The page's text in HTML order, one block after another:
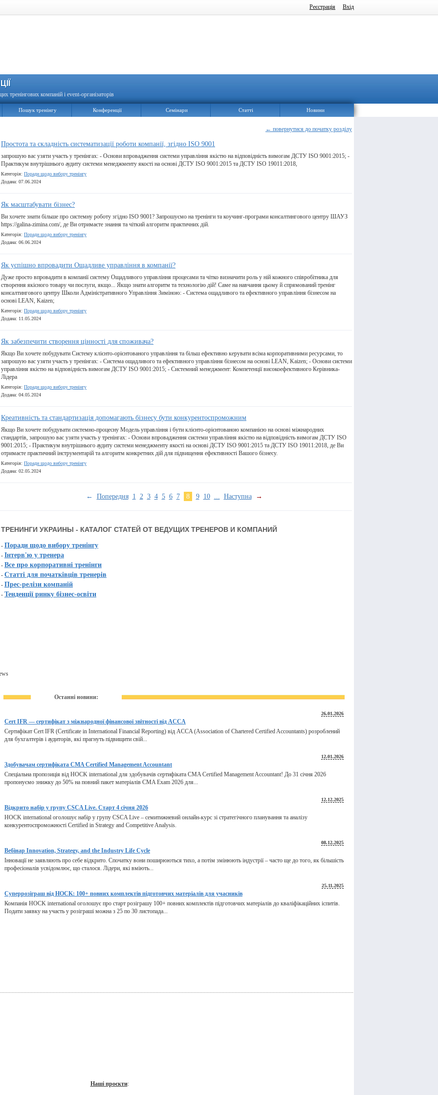
Реєстрація Вхід
тренінгових компаній і event-організаторів
Пошук тренінгу Конференції Семінари Статті Новини
← повернутися до початку розділу
Простота та складність систематизації роботи компанії, згідно ISO 9001
запрошую вас узяти участь у тренінгах: - Основи впровадження системи управління якістю на відповідність вимогам ДСТУ ISO 9001:2015; -
Практикум внутрішнього аудиту системи менеджменту якості на основі ДСТУ ISO 9001:2015 та ДСТУ ISO 19011:2018,
Категорія: Поради щодо вибору тренінгу
Додана: 07.06.2024
Як масштабувати бізнес?
Ви хочете знати більше про системну роботу згідно ISO 9001? Запрошуємо на тренінги та коучинг-програми консалтингового центру ШАУЗ
https://galina-zimina.com/, де Ви отримаєте знання та чіткий алгоритм практичних дій.
Категорія: Поради щодо вибору тренінгу
Додана: 06.06.2024
Як успішно впровадити Ощадливе управління в компанії?
Дуже просто впровадити в компанії систему Ощадливого управління процесами та чітко визначити роль у ній кожного співробітника для
створення якісного товару чи послуги, якщо... Якщо знати алгоритм та технологію дій! Саме на навчання цьому й спрямований тренінг
консалтингового центру Школи Адміністративного Управління Зиміною: - Система ощадливого та ефективного управління бізнесом на
основі LEAN, Kaizen;
Категорія: Поради щодо вибору тренінгу
Додана: 11.05.2024
Як забезпечити створення цінності для споживача?
Якщо Ви хочете побудувати Систему клієнто-орієнтованого управління та більш ефективно керувати всіма корпоративними ресурсами, то
запрошую вас узяти участь у тренінгах: - Система ощадливого та ефективного управління бізнесом на основі LEAN, Kaizen; - Основи системи
управління якістю на відповідність вимогам ДСТУ ISO 9001:2015; - Системний менеджмент: Компетенції високоефективного Керівника-
Лідера
Категорія: Поради щодо вибору тренінгу
Додана: 04.05.2024
Креативність та стандартизація допомагають бізнесу бути конкурентоспроможним
Якщо Ви хочете побудувати системно-процесну Модель управління і бути клієнто-орієнтованою компанією на основі міжнародних
стандартів, запрошую вас узяти участь у тренінгах: - Основи впровадження системи управління якістю на відповідність вимогам ДСТУ ISO
9001:2015; - Практикум внутрішнього аудиту системи менеджменту якості на основі ДСТУ ISO 9001:2015 та ДСТУ ISO 19011:2018, де Ви
отримаєте практичний інструментарій та алгоритм конкретних дій для підвищення ефективності Вашого бізнесу.
Категорія: Поради щодо вибору тренінгу
Додана: 02.05.2024
← Попередня 1 2 3 4 5 6 7 8 9 10 ... Наступна →
ТРЕНИНГИ УКРАИНЫ - КАТАЛОГ СТАТЕЙ ОТ ВЕДУЩИХ ТРЕНЕРОВ И КОМПАНИЙ
- Поради щодо вибору тренінгу
- Інтерв'ю у тренера
- Все про корпоративні тренінги
- Статті для початківців тренерів
- Прес-релізи компаній
- Тенденції ринку бізнес-освіти
Останні новини:
26.01.2026
Cert IFR — сертифікат з міжнародної фінансової звітності від ACCA
Сертифікат Cert IFR (Certificate in International Financial Reporting) від ACCA (Association of Chartered Certified Accountants) розроблений
для бухгалтерів і аудиторів, які прагнуть підвищити свій...
12.01.2026
Здобувачам сертифіката CMA Certified Management Accountant
Спеціальна пропозиція від HOCK international для здобувачів сертифіката CMA Certified Management Accountant! До 31 січня 2026
пропонуємо знижку до 50% на повний пакет матеріалів CMA Exam 2026 для...
12.12.2025
Відкрито набір у групу CSCA Live. Старт 4 січня 2026
HOCK international оголошує набір у групу CSCA Live – семитижневий онлайн-курс зі стратегічного планування та аналізу
конкурентоспроможності Certified in Strategy and Competitive Analysis.
08.12.2025
Вебінар Innovation, Strategy, and the Industry Life Cycle
Інновації не заявляють про себе відкрито. Спочатку вони поширюються тихо, а потім змінюють індустрії – часто ще до того, як більшість
професіоналів усвідомлює, що сталося. Лідери, які вміють...
25.11.2025
Суперрозіграш від HOCK: 100+ повних комплектів підготовчих матеріалів для учасників
Компанія HOCK international оголошує про старт розіграшу 100+ повних комплектів підготовчих матеріалів до кваліфікаційних іспитів.
Подати заявку на участь у розіграші можна з 25 по 30 листопада...
Наші проєкти: